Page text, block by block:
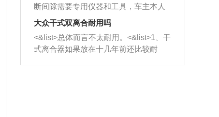
动时，就可以和汽油一起进入到燃烧
室，最后形成废气排出，就可以让三元
催化器得到清洗，排气管堵塞的情况就
能够得到解决。
向。
的间隙扩大，导致机油流入燃烧室中，
造成烧机油。<&list>3、机油粘度。使用
机油粘度过小的话，同样会有烧机油现
象，机油粘度过小具有很好的流动性，
断间隙需要专用仪器和工具，车主本人
无法制作，需要将车辆送到修理厂或4s
店；<&list>2.车辆半轴套管防尘罩破
裂，破裂后会出现漏油现象，使半轴磨
损严重，磨损的半轴容易损坏，产生异
响；<&list>3.稳定器的转向胶套和球头
大众干式双离合耐用吗
<&list>总体而言不太耐用。<&list>1、干
式离合器如果放在十几年前还比较耐